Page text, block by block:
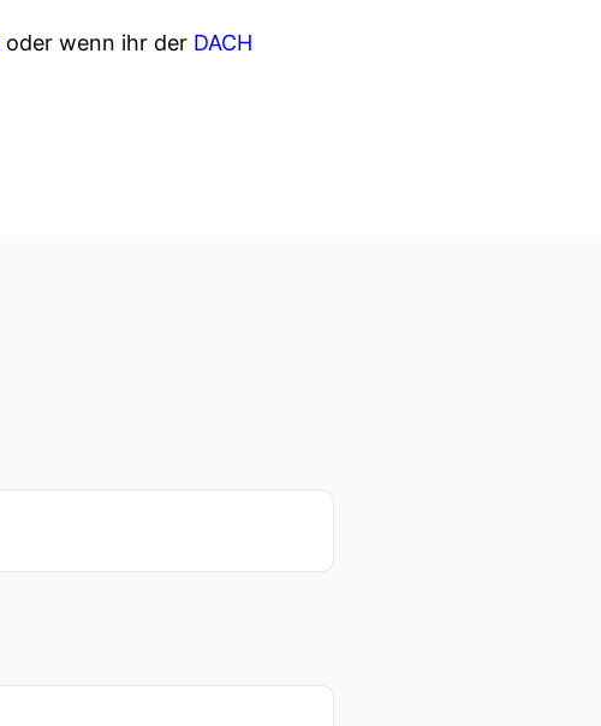
oder wenn ihr der DACH